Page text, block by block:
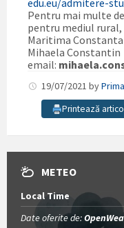
edu.eu/admitere-
Pentru mai multe
pentru mediul
Maritima Constanta
Mihaela Constantin
email:
19/07/2021 by
Printează
METEO
Local Time
Date oferite de: